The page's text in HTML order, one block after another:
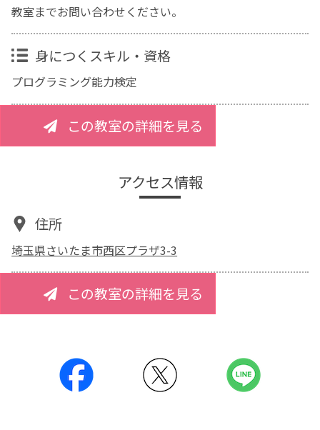
教室までお問い合わせください。
身につくスキル・資格
プログラミング能力検定
この教室の詳細を見る
アクセス情報
住所
埼玉県さいたま市西区プラザ3-3
この教室の詳細を見る